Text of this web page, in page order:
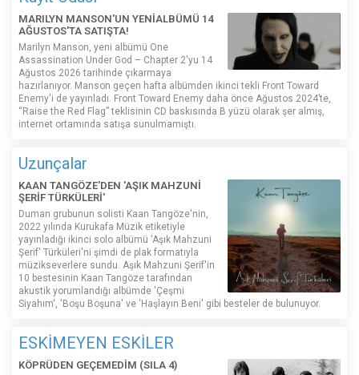
MARILYN MANSON'UN YENİALBÜMÜ 14
AĞUSTOS'TA SATIŞTA!
Marilyn Manson, yeni albümü One
Assassination Under God – Chapter 2'yu 14
Ağustos 2026 tarihinde çıkarmaya
hazırlanıyor. Manson geçen hafta albümden ikinci tekli Front Toward
Enemy'i de yayınladı. Front Toward Enemy daha önce Ağustos 2024’te,
“Raise the Red Flag” teklisinin CD baskısında B yüzü olarak şer almış,
internet ortamında satışa sunulmamıştı.
Uzunçalar
KAAN TANGÖZE'DEN 'AŞIK MAHZUNİ
ŞERİF TÜRKÜLERİ'
Duman grubunun solisti Kaan Tangöze'nin,
2022 yılında Kurukafa Müzik etiketiyle
yayınladığı ikinci solo albümü 'Aşık Mahzuni
Şerif' Türküleri'ni şimdi de plak formatıyla
müzikseverlere sundu. Aşık Mahzuni Şerif'in
10 bestesinin Kaan Tangöze tarafından
akustik yorumlandığı albümde 'Çeşmi
Siyahım', 'Boşu Boşuna' ve 'Haşlayın Beni' gibi besteler de bulunuyor.
ESKİMEYEN ESKİLER
KÖPRÜDEN GEÇEMEDİM (SILA 4)